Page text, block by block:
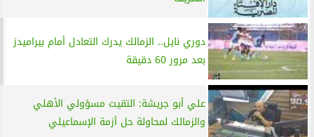
دوري نايل.. الزمالك يدرك التعادل أمام بيراميدز
بعد مرور 60 دقيقة
علي أبو جريشة: التقيت مسؤولي الأهلي
والزمالك لمحاولة حل أزمة الإسماعيلي